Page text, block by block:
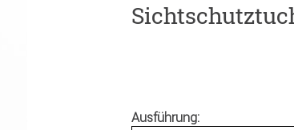
Ausführung: